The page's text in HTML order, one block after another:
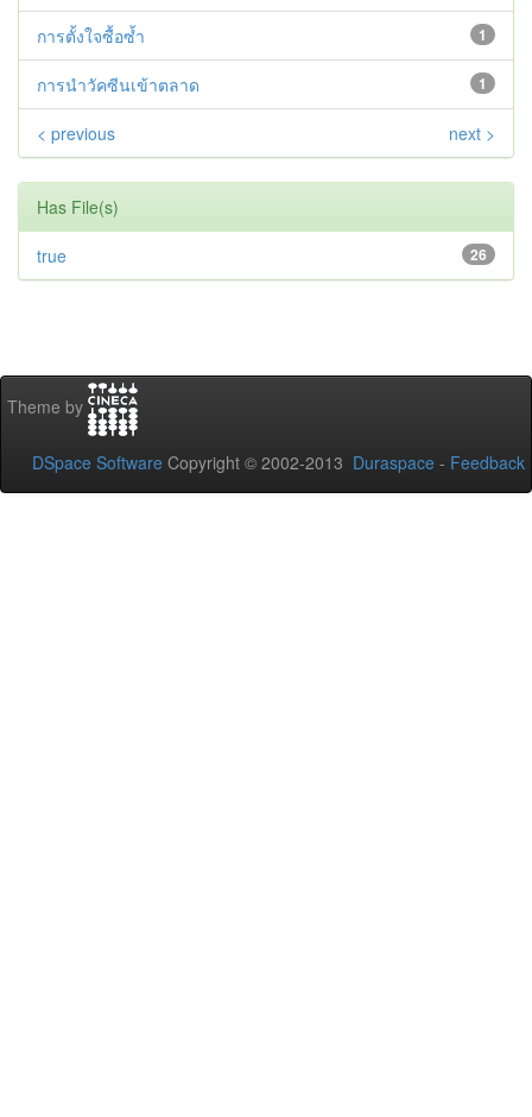
1
การตั้งใจซื้อซ้ำ
1
การนําวัคซีนเข้าตลาด
< previous next >
Has File(s)
26
true
Theme by
DSpace Software Copyright © 2002-2013 Duraspace - Feedback